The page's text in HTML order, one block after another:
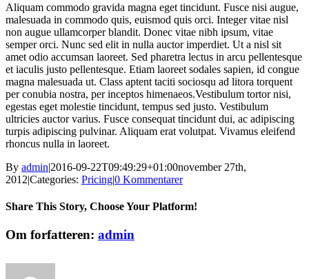
Aliquam commodo gravida magna eget tincidunt. Fusce nisi augue,
malesuada in commodo quis, euismod quis orci. Integer vitae nisl
non augue ullamcorper blandit. Donec vitae nibh ipsum, vitae
semper orci. Nunc sed elit in nulla auctor imperdiet. Ut a nisl sit
amet odio accumsan laoreet. Sed pharetra lectus in arcu pellentesque
et iaculis justo pellentesque. Etiam laoreet sodales sapien, id congue
magna malesuada ut. Class aptent taciti sociosqu ad litora torquent
per conubia nostra, per inceptos himenaeos.Vestibulum tortor nisi,
egestas eget molestie tincidunt, tempus sed justo. Vestibulum
ultricies auctor varius. Fusce consequat tincidunt dui, ac adipiscing
turpis adipiscing pulvinar. Aliquam erat volutpat. Vivamus eleifend
rhoncus nulla in laoreet.
By admin|2016-09-22T09:49:29+01:00november 27th,
2012|Categories: Pricing|0 Kommentarer
Share This Story, Choose Your Platform!
Facebook
X
Reddit
LinkedIn
Pinterest
Vk
Om forfatteren: admin